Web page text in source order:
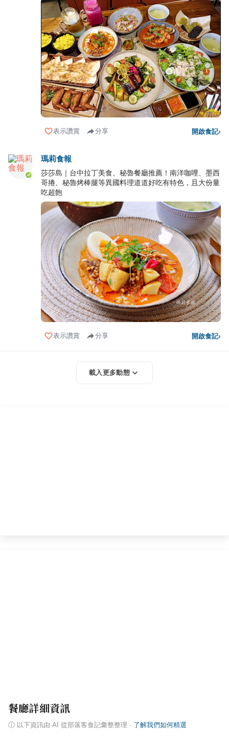
表示讚賞 分享 開啟食記›
瑪莉食報
莎莎島｜台中拉丁美食、秘魯餐廳推薦！南洋咖哩、墨西
哥捲、秘魯烤棒腿等異國料理道道好吃有特色，且大份量
吃超飽
表示讚賞 分享 開啟食記›
載入更多動態
餐廳詳細資訊
ⓘ 以下資訊由 AI 從部落客食記彙整整理 · 了解我們如何精選